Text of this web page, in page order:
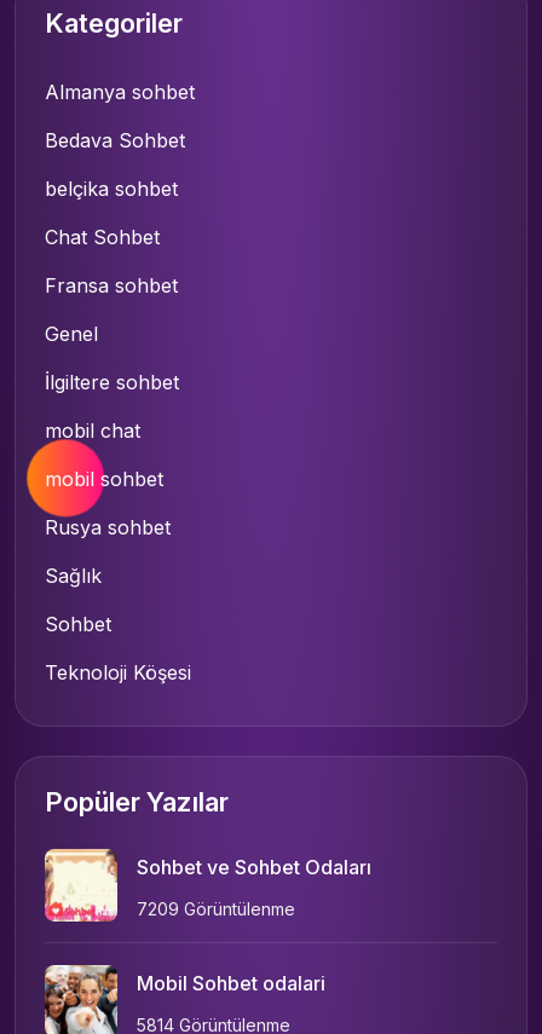
Kategoriler
Almanya sohbet
Bedava Sohbet
belçika sohbet
Chat Sohbet
Fransa sohbet
Genel
İlgiltere sohbet
mobil chat
mobil sohbet
Rusya sohbet
Sağlık
Sohbet
Teknoloji Köşesi
Popüler Yazılar
Sohbet ve Sohbet Odaları
7209 Görüntülenme
Mobil Sohbet odalari
5814 Görüntülenme